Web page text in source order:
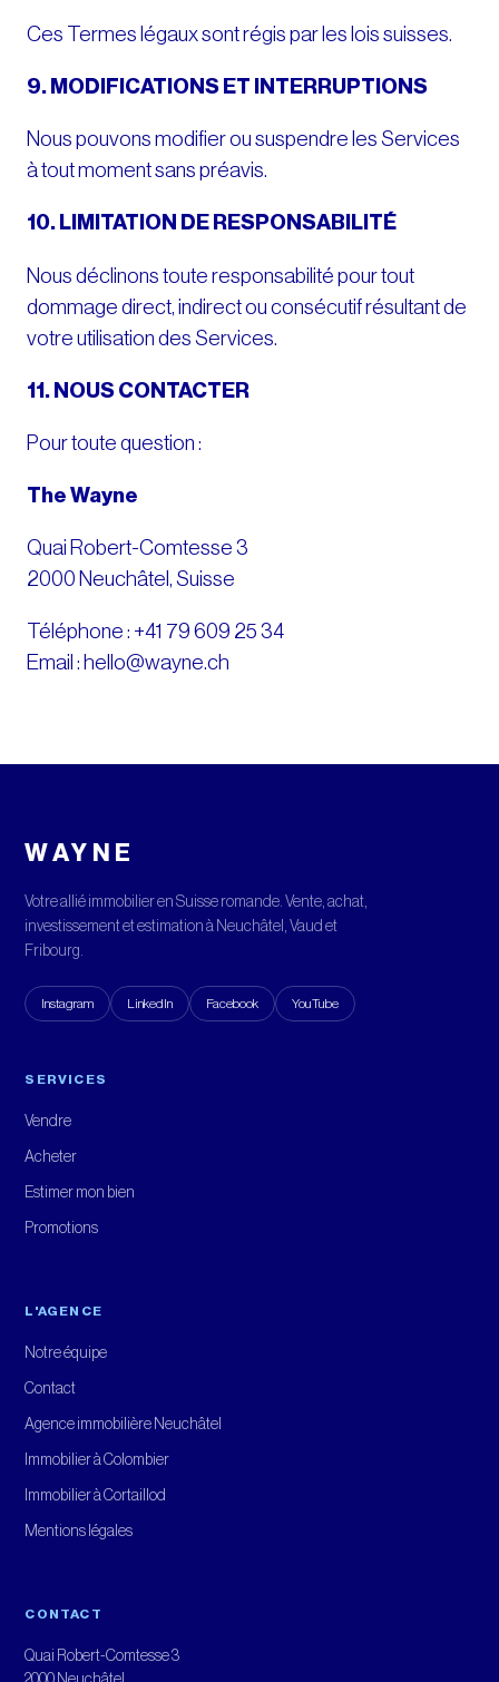
Ces Termes légaux sont régis par les lois suisses.
9. MODIFICATIONS ET INTERRUPTIONS
Nous pouvons modifier ou suspendre les Services
à tout moment sans préavis.
10. LIMITATION DE RESPONSABILITÉ
Nous déclinons toute responsabilité pour tout
dommage direct, indirect ou consécutif résultant de
votre utilisation des Services.
11. NOUS CONTACTER
Pour toute question :
The Wayne
Quai Robert-Comtesse 3
2000 Neuchâtel, Suisse
Téléphone : +41 79 609 25 34
Email : hello@wayne.ch
WAYNE
Votre allié immobilier en Suisse romande. Vente, achat,
investissement et estimation à Neuchâtel, Vaud et
Fribourg.
Instagram LinkedIn Facebook YouTube
SERVICES
Vendre
Acheter
Estimer mon bien
Promotions
L'AGENCE
Notre équipe
Contact
Agence immobilière Neuchâtel
Immobilier à Colombier
Immobilier à Cortaillod
Mentions légales
CONTACT
Quai Robert-Comtesse 3